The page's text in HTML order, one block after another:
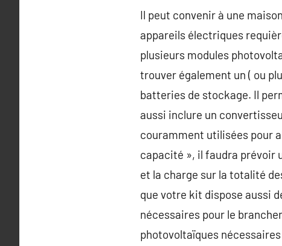
Il peut convenir à une
appareils électriques
plusieurs modules
trouver également un ( ou
batteries de stockage. Il
aussi inclure un
couramment utilisées pour
capacité », il faudra prévoir
et la charge sur la totalité
que votre kit dispose aussi
nécessaires pour le
photovoltaïques